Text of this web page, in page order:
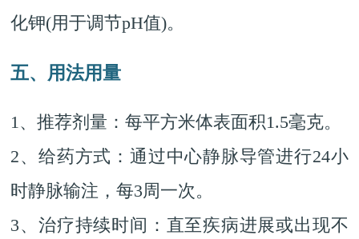
化钾(用于调节pH值)。
五、用法用量
1、推荐剂量：每平方米体表面积1.5毫克。
2、给药方式：通过中心静脉导管进行24小
时静脉输注，每3周一次。
3、治疗持续时间：直至疾病进展或出现不